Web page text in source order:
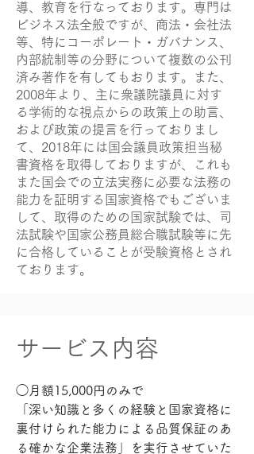
導、教育を行なっております。専門は
ビジネス法全般ですが、商法・会社法
等、特にコーポレート・ガバナンス、
内部統制等の分野について複数の公刊
済み著作を有してもおります。また、
2008年より、主に衆議院議員に対す
る学術的な視点からの政策上の助言、
および政策の提言を行っておりまし
て、2018年には国会議員政策担当秘
書資格を取得しておりますが、これも
また国会での立法実務に必要な法務の
能力を証明する国家資格でもございま
して、取得のための国家試験では、司
法試験や国家公務員総合職試験等に先
に合格していることが受験資格とされ
ております。
​サービス内容
◯月額15,000円のみで
「深い知識と多くの経験と国家資格に
裏付けられた能力による品質保証のあ
る確かな企業法務」を実行させていた